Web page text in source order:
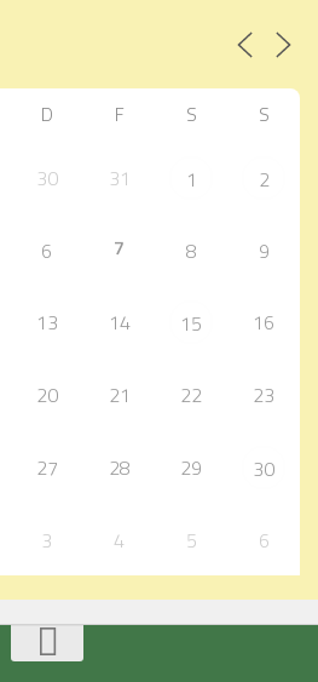
D F S S
30 31 1 2
6 7 8 9
13 14 15 16
20 21 22 23
27 28 29 30
3 4 5 6